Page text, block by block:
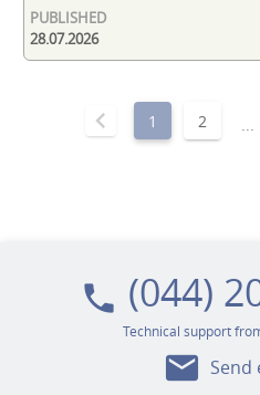
28.07.2026
chevron_left 1 2 ...
local_phone (044)
Technical support
mail Send